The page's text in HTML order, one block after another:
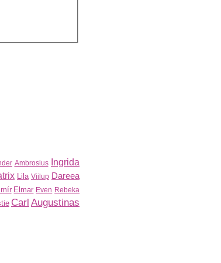
Ambrosius Ingrida
Lila Viilup Dareea
Elmar Even Rebeka
Carl Augustinas